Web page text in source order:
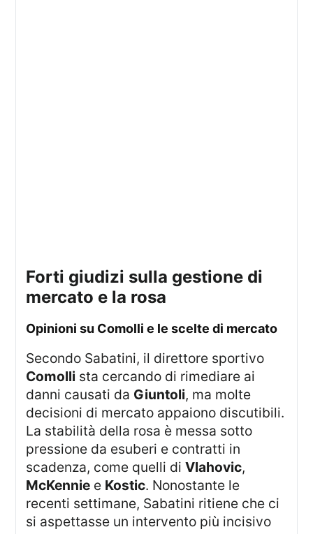
forti giudizi sulla gestione di
mercato e la rosa
opinioni su Comolli e le scelte di mercato
Secondo Sabatini, il direttore sportivo
Comolli sta cercando di rimediare ai
danni causati da Giuntoli, ma molte
decisioni di mercato appaiono discutibili.
La stabilità della rosa è messa sotto
pressione da esuberi e contratti in
scadenza, come quelli diVlahovic,
McKennie e Kostic. Nonostante le
recenti settimane, Sabatini ritiene che ci
si aspettasse un intervento più incisivo